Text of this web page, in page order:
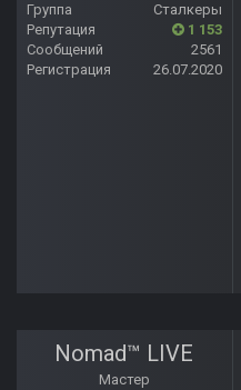
Группа
Сталкеры
Репутация
1 153
Сообщений
2561
Регистрация
26.07.2020
Nomad™ LIVE
Мастер